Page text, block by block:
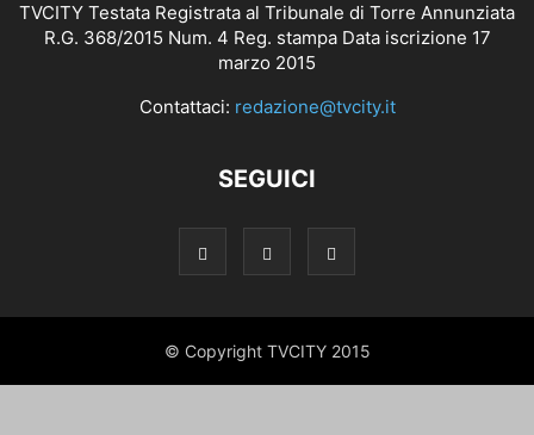
TVCITY Testata Registrata al Tribunale di Torre Annunziata
R.G. 368/2015 Num. 4 Reg. stampa Data iscrizione 17
marzo 2015
Contattaci: redazione@tvcity.it
SEGUICI
© Copyright TVCITY 2015